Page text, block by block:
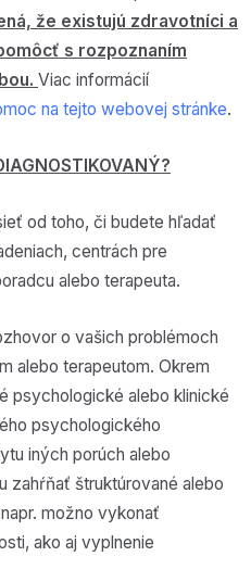
že existujú zdravotníci a
s rozpoznaním
Viac informácií
na tejto webovej stránke.
od toho, či budete hľadať
centrách pre
alebo terapeuta.
o vašich problémoch
alebo terapeutom. Okrem
psychologické alebo klinické
psychologického
iných porúch alebo
zahŕňať štruktúrované alebo
možno vykonať
ako aj vyplnenie